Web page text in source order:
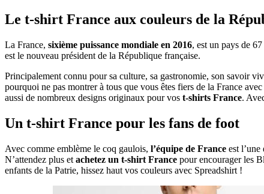
Le t-shirt France aux couleurs de la
La France, sixième puissance mondiale en 2016, est un pays de
est le nouveau président de la République française.
Principalement connu pour sa culture, sa gastronomie, son savoir
pourquoi ne pas montrer à tous que vous êtes fiers de la France avec
aussi de nombreux designs originaux pour vos t-shirts France.
Un t-shirt France pour les fans de foot
Avec comme emblème le coq gaulois, l’équipe de France est
N’attendez plus et achetez un t-shirt France pour encourager les
enfants de la Patrie, hissez haut vos couleurs avec Spreadshirt !